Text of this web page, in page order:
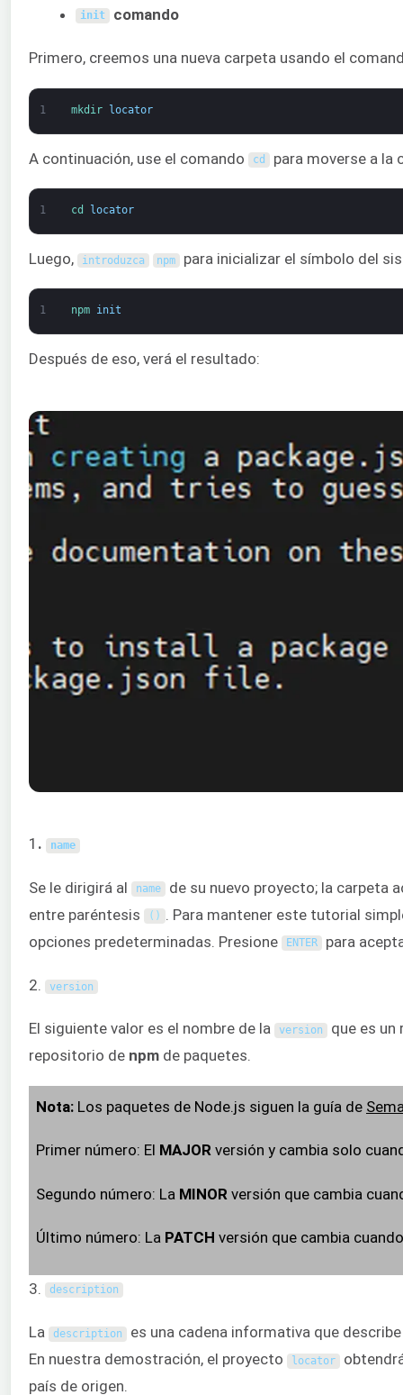
init comando
Primero, creemos una nueva carpeta usando el
1 mkdir locator
A continuación, use el comando cd para moverse a la
1 cd locator
Luego, introduzca npm para inicializar el símbolo del
1 npm init
Después de eso, verá el resultado:
1 . name
Se le dirigirá al name de su nuevo proyecto; la carpeta
entre paréntesis
( ) . Para mantener este tutorial
opciones predeterminadas. Presione
ENTER para
2. version
El siguiente valor es el nombre de la version que es un
repositorio de npm de paquetes.
Nota: Los paquetes de Node.js siguen la guía de
Primer número: El MAJOR versión y cambia solo
Segundo número: La MINOR versión que cambia
Último número: La PATCH versión que cambia
3. description
La description es una cadena informativa que
En nuestra demostración, el proyecto
locator
país de origen.